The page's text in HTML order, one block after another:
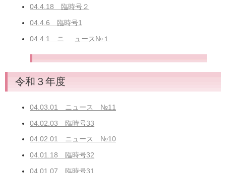
04.4.18 臨時号２
04.4.6 臨時号1
04.4.1 ニ
ュース№１
令和３年度
04.03.01 ニュース №11
04.02.03 臨時号33
04.02.01 ニュース №10
04.01.18 臨時号32
04.01.07 臨時号31